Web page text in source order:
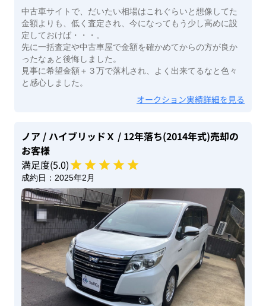
中古車サイトで、だいたい相場はこれぐらいと想像してた
金額よりも、低く査定され、今になってもう少し高めに設
定しておけば・・・。
先に一括査定や中古車屋で金額を確かめてからの方が良か
ったなぁと後悔しました。
見事に希望金額＋３万で落札され、よく出来てるなと色々
と感心しました。
オークション実績詳細を見る
ノア / ハイブリッドＸ / 12年落ち(2014年式)売却の
お客様
満足度(5.0)
成約日： 2025年2月